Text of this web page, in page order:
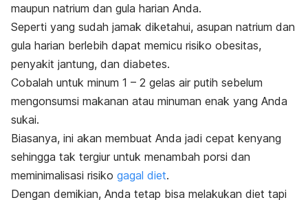
maupun natrium dan gula harian Anda.
Seperti yang sudah jamak diketahui, asupan natrium dan
gula harian berlebih dapat memicu risiko obesitas,
penyakit jantung, dan diabetes.
Cobalah untuk minum 1 – 2 gelas air putih sebelum
mengonsumsi makanan atau minuman enak yang Anda
sukai.
Biasanya, ini akan membuat Anda jadi cepat kenyang
sehingga tak tergiur untuk menambah porsi dan
meminimalisasi risiko gagal diet.
Dengan demikian, Anda tetap bisa melakukan diet tapi